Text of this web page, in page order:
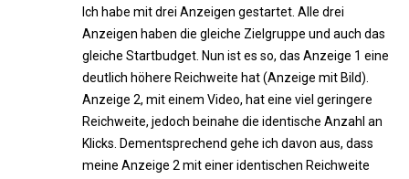
Ich habe mit drei Anzeigen gestartet. Alle drei
Anzeigen haben die gleiche Zielgruppe und auch das
gleiche Startbudget. Nun ist es so, das Anzeige 1 eine
deutlich höhere Reichweite hat (Anzeige mit Bild).
Anzeige 2, mit einem Video, hat eine viel geringere
Reichweite, jedoch beinahe die identische Anzahl an
Klicks. Dementsprechend gehe ich davon aus, dass
meine Anzeige 2 mit einer identischen Reichweite